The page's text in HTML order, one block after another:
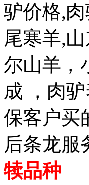
驴价格,
尾寒羊,
尔山羊，
成 ，肉
保客户买
后条龙服
犊品种